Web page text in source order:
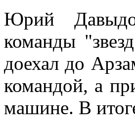
Юрий
команды
доехал до
командой, а
машине. В